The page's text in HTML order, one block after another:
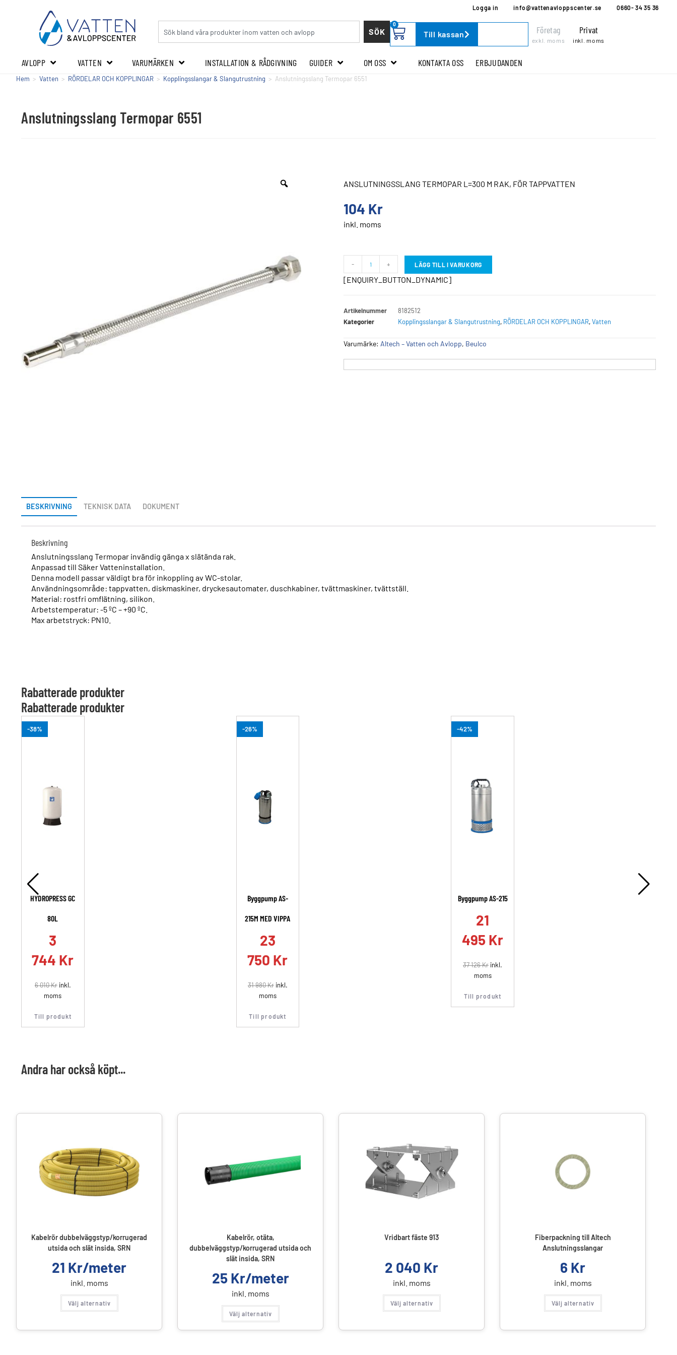
Logga in info@vattenavloppscenter.se 0660- 34 35 36
SÖK
0
Till kassan Företag
exkl. moms
Privat
inkl. moms
AVLOPP VATTEN VARUMÄRKEN INSTALLATION & RÅDGIVNING GUIDER OM OSS KONTAKTA OSS ERBJUDANDEN
Hem > Vatten > RÖRDELAR OCH KOPPLINGAR > Kopplingsslangar & Slangutrustning > Anslutningsslang Termopar 6551
Anslutningsslang Termopar 6551
ANSLUTNINGSSLANG TERMOPAR L=300 M RAK, FÖR TAPPVATTEN
104 Kr
inkl. moms
- + LÄGG TILL I VARUKORG
[ENQUIRY_BUTTON_DYNAMIC]
Artikelnummer
8182512
Kategorier
Kopplingsslangar & Slangutrustning, RÖRDELAR OCH KOPPLINGAR,Vatten
Varumärke: Altech – Vatten och Avlopp, Beulco
BESKRIVNING TEKNISK DATA DOKUMENT
Beskrivning
Anslutningsslang Termopar invändig gänga x slätända rak.
Anpassad till Säker Vatteninstallation.
Denna modell passar väldigt bra för inkoppling av WC-stolar.
Användningsområde: tappvatten, diskmaskiner, dryckesautomater, duschkabiner, tvättmaskiner, tvättställ.
Material: rostfri omflätning, silikon.
Arbetstemperatur: -5 ºC – +90 ºC.
Max arbetstryck: PN10.
Rabatterade produkter
Rabatterade produkter
-38%
HYDROPRESS GC
80L
3
744 Kr
6 010Krinkl.
moms
Till produkt
-26%
Byggpump AS-
215M MED VIPPA
23
750 Kr
31 980Krinkl.
moms
Till produkt
-42%
Byggpump AS-215
21
495 Kr
37 126Kr inkl.
moms
Till produkt
Andra har också köpt...
Kabelrör dubbelväggstyp/korrugerad
utsida och slät insida, SRN
21 Kr/meter
inkl. moms
Välj alternativ
Kabelrör, otäta,
dubbelväggstyp/korrugerad utsida och
slät insida, SRN
25 Kr/meter
inkl. moms
Välj alternativ
Vridbart fäste 913
2 040 Kr
inkl. moms
Välj alternativ
Fiberpackning till Altech
Anslutningsslangar
6 Kr
inkl. moms
Välj alternativ